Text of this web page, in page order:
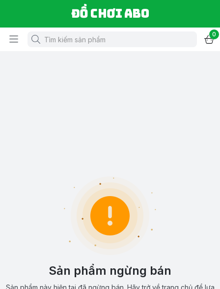
Đồ chơi ABO
0
Sản phẩm ngừng bán
Sản phẩm này hiện tại đã ngừng bán. Hãy trở về trang chủ để lựa